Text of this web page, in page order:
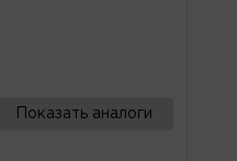
Показать аналоги